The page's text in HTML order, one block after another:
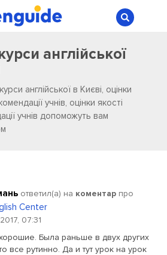
англійської
англійської в Києві, оцінки
учнів, оцінки якості
учнів допоможуть вам
ответил(a) на коментар про
Center
07:31
Была раньше в двух других
все рутинно. Да и тут урок на урок